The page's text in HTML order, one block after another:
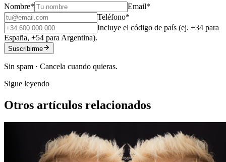
Nombre* Email*
Teléfono*
Incluye el código de país (ej. +34 para
España, +54 para Argentina).
Suscribirme
Sin spam · Cancela cuando quieras.
Sigue leyendo
Otros artículos relacionados